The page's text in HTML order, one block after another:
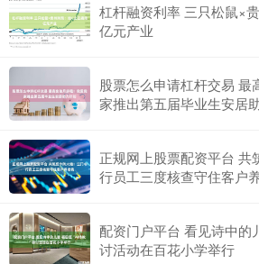
杠杆融资利率 三只松鼠×
亿元产业
股票怎么申请杠杆交易 最
家推出第五届毕业生安居
正规网上股票配资平台 共
行员工三度核查守住客户
配资门户平台 看见诗中的
讨活动在百花小学举行